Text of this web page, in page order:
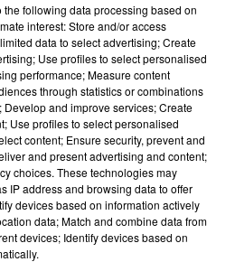
the following data processing based on
interest: Store and/or access
data to select advertising; Create
Use profiles to select personalised
performance; Measure content
through statistics or combinations
Develop and improve services; Create
Use profiles to select personalised
content; Ensure security, prevent and
and present advertising and content;
choices. These technologies may
IP address and browsing data to offer
devices based on information actively
data; Match and combine data from
devices; Identify devices based on